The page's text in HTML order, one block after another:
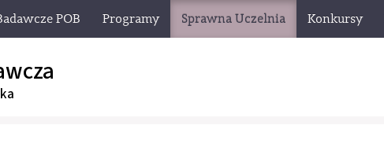
POB Programy Sprawna Uczelnia Konkursy